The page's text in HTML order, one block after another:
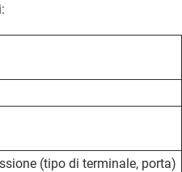
(tipo di terminale, porta)